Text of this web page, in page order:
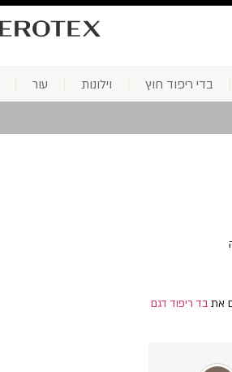
בדי ריפוד חוץ וילונות עור
אתבד ריפוד דגם